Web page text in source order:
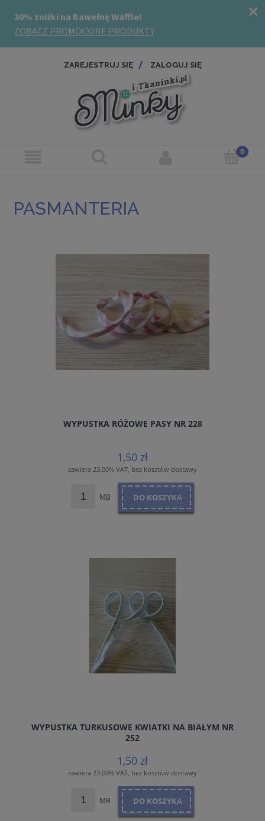
ZAREJESTRUJ SIĘ ZALOGUJ SIĘ
PASMANTERIA
WYPUSTKA RÓŻOWE PASY NR 228
1,50 zł
zawiera 23.00% VAT, bez kosztów dostawy
MB DO KOSZYKA
WYPUSTKA TURKUSOWE KWIATKI NA BIAŁYM NR
252
1,50 zł
zawiera 23.00% VAT, bez kosztów dostawy
MB DO KOSZYKA